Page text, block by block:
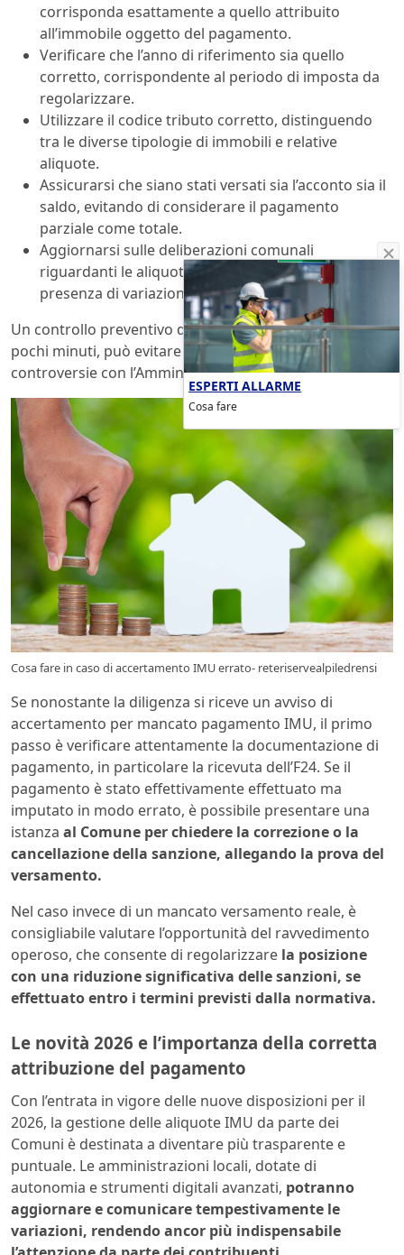
corrisponda esattamente a quello attribuito
all’immobile oggetto del pagamento.
Verificare che l’anno di riferimento sia quello
corretto, corrispondente al periodo di imposta da
regolarizzare.
Utilizzare il codice tributo corretto, distinguendo
tra le diverse tipologie di immobili e relative
aliquote.
Assicurarsi che siano stati versati sia l’acconto sia il
saldo, evitando di considerare il pagamento
parziale come totale.
Aggiornarsi sulle deliberazioni comunali
riguardanti le aliquote IMU, soprattutto in
presenza di variazioni recenti.
Un controllo preventivo di questi dati, anche se richiede
pochi minuti, può evitare ingenti spese e lunghe
controversie con l’Amministrazione Comunale.
Cosa fare in caso di accertamento IMU errato- reteriservealpiledrensi
Se nonostante la diligenza si riceve un avviso di
accertamento per mancato pagamento IMU, il primo
passo è verificare attentamente la documentazione di
pagamento, in particolare la ricevuta dell’F24. Se il
pagamento è stato effettivamente effettuato ma
imputato in modo errato, è possibile presentare una
istanza al Comune per chiedere la correzione o la
cancellazione della sanzione, allegando la prova del
versamento.
Nel caso invece di un mancato versamento reale, è
consigliabile valutare l’opportunità del ravvedimento
operoso, che consente di regolarizzare la posizione
con una riduzione significativa delle sanzioni, se
effettuato entro i termini previsti dalla normativa.
Le novità 2026 e l’importanza della corretta
attribuzione del pagamento
Con l’entrata in vigore delle nuove disposizioni per il
2026, la gestione delle aliquote IMU da parte dei
Comuni è destinata a diventare più trasparente e
puntuale. Le amministrazioni locali, dotate di
autonomia e strumenti digitali avanzati, potranno
aggiornare e comunicare tempestivamente le
variazioni, rendendo ancor più indispensabile
ESPERTI ALLARME
Cosa fare